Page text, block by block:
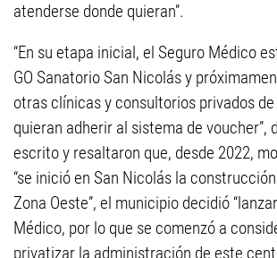
atenderse donde quieran”.
“En su etapa inicial, el Seguro Médico
GO Sanatorio San Nicolás y
otras clínicas y consultorios privados
quieran adherir al sistema de voucher”,
escrito y resaltaron que, desde 2022,
“se inició en San Nicolás la
Zona Oeste”, el municipio decidió
Médico, por lo que se comenzó a
privatizar la administración de este